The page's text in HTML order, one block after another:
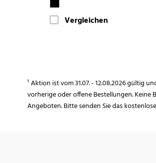
Vergleichen
¹ Aktion ist vom 31.07. - 12.08.2026 gültig
vorherige oder offene Bestellungen.
Angeboten. Bitte senden Sie das